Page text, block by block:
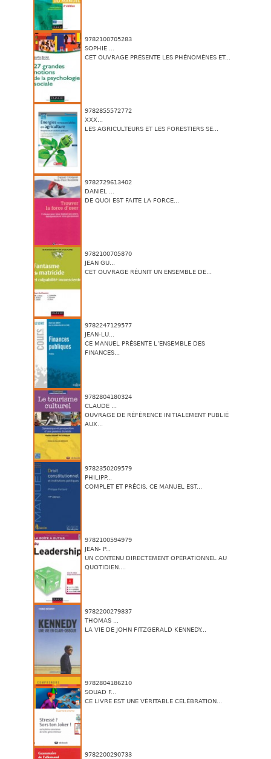
9782100705283
SOPHIE ...
CET OUVRAGE PRÉSENTE LES PHÉNOMÈNES ET...
9782855572772
XXX...
LES AGRICULTEURS ET LES FORESTIERS SE...
9782729613402
DANIEL ...
DE QUOI EST FAITE LA FORCE...
9782100705870
JEAN GU...
CET OUVRAGE RÉUNIT UN ENSEMBLE DE...
9782247129577
JEAN-LU...
CE MANUEL PRÉSENTE L’ENSEMBLE DES
FINANCES...
9782804180324
CLAUDE ...
OUVRAGE DE RÉFÉRENCE INITIALEMENT PUBLIÉ
AUX...
9782350209579
PHILIPP...
COMPLET ET PRÉCIS, CE MANUEL EST...
9782100594979
JEAN- P...
UN CONTENU DIRECTEMENT OPÉRATIONNEL AU
QUOTIDIEN....
9782200279837
THOMAS ...
LA VIE DE JOHN FITZGERALD KENNEDY...
9782804186210
SOUAD F...
CE LIVRE EST UNE VÉRITABLE CÉLÉBRATION...
9782200290733